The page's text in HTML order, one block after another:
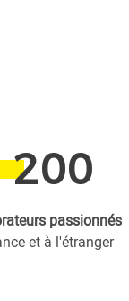
200
passionnés
et à l'étranger